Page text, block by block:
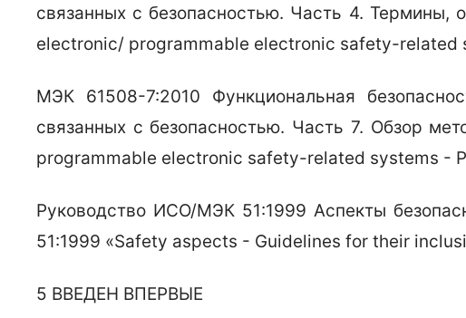
связанных с безопасностью. Часть 4.
electronic/ programmable electronic safety-
МЭК 61508-7:2010 Функциональная
связанных с безопасностью. Часть 7. Обзор
programmable electronic safety-related systems -
Руководство ИСО/МЭК 51:1999 Аспекты
51:1999 «Safety aspects - Guidelines for their
5 ВВЕДЕН ВПЕРВЫЕ